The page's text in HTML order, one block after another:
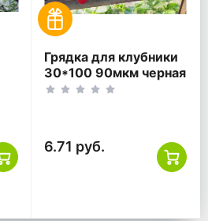
Грядка для клубники
30*100 90мкм черная
ПВД
6.71 руб.